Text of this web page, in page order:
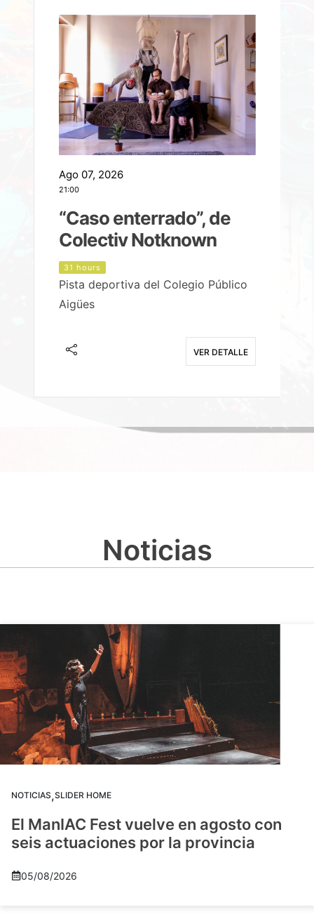
Ago 07, 2026
21:00
“Caso enterrado”, de
Colectiv Notknown
31 hours
Pista deportiva del Colegio Público
Aigües
VER DETALLE
Noticias
NOTICIAS,SLIDER HOME
El ManIAC Fest vuelve en agosto con
seis actuaciones por la provincia
05/08/2026